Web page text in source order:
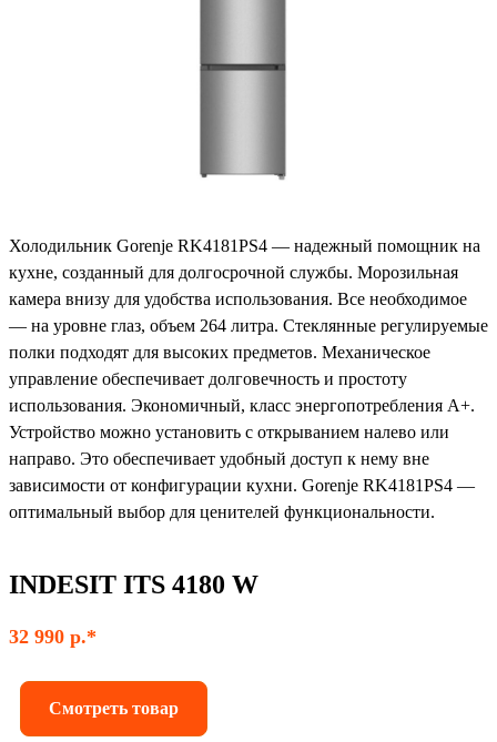
Холодильник Gorenje RK4181PS4 — надежный помощник на
кухне, созданный для долгосрочной службы. Морозильная
камера внизу для удобства использования. Все необходимое
— на уровне глаз, объем 264 литра. Стеклянные регулируемые
полки подходят для высоких предметов. Механическое
управление обеспечивает долговечность и простоту
использования. Экономичный, класс энергопотребления А+.
Устройство можно установить с открыванием налево или
направо. Это обеспечивает удобный доступ к нему вне
зависимости от конфигурации кухни. Gorenje RK4181PS4 —
оптимальный выбор для ценителей функциональности.
INDESIT ITS 4180 W
32 990 р.*
Смотреть товар